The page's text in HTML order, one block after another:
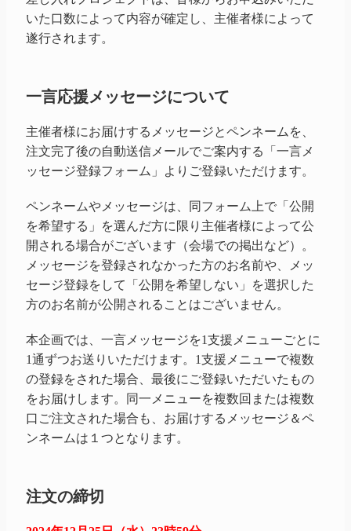
いた口数によって内容が確定し、主催者様によって
遂行されます。
一言応援メッセージについて
主催者様にお届けするメッセージとペンネームを、
注文完了後の自動送信メールでご案内する「一言メ
ッセージ登録フォーム」よりご登録いただけます。
ペンネームやメッセージは、同フォーム上で「公開
を希望する」を選んだ方に限り主催者様によって公
開される場合がございます（会場での掲出など）。
メッセージを登録されなかった方のお名前や、メッ
セージ登録をして「公開を希望しない」を選択した
方のお名前が公開されることはございません。
本企画では、一言メッセージを1支援メニューごとに
1通ずつお送りいただけます。1支援メニューで複数
の登録をされた場合、最後にご登録いただいたもの
をお届けします。同一メニューを複数回または複数
口ご注文された場合も、お届けするメッセージ＆ペ
ンネームは１つとなります。
注文の締切